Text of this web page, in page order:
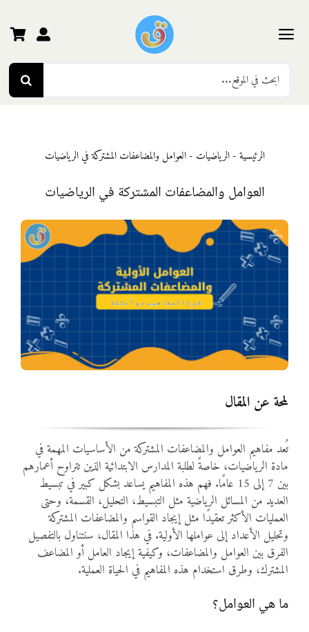
content
Toggle
Navigation
الرئيسية
المرحلة الثانية
المرحلة الثالثة
المواد
أنواع الموارد
الألعاب التفاعلية
Search
for:
الرئيسية-الرياضيات -العوامل والمضاعفات المشتركة في الرياضيات
العوامل والمضاعفات المشتركة في الرياضيات
لمحة عن المقال
تُعد مفاهيم العوامل والمضاعفات المشتركة من الأساسيات المهمة في
مادة الرياضيات، خاصةً لطلبة المدارس الابتدائية الذين تتراوح أعمارهم
بين 7 إلى 15 عامًا. فهم هذه المفاهيم يساعد بشكل كبير في تبسيط
العديد من المسائل الرياضية مثل التبسيط، التحليل، القسمة، وحتى
العمليات الأكثر تعقيدًا مثل إيجاد القواسم والمضاعفات المشتركة
وتحليل الأعداد إلى عواملها الأولية. في هذا المقال، سنتناول بالتفصيل
الفرق بين العوامل والمضاعفات، وكيفية إيجاد العامل أو المضاعف
المشترك، وطرق استخدام هذه المفاهيم في الحياة العملية.
ما هي العوامل؟